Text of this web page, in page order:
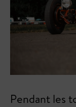
Pendant les